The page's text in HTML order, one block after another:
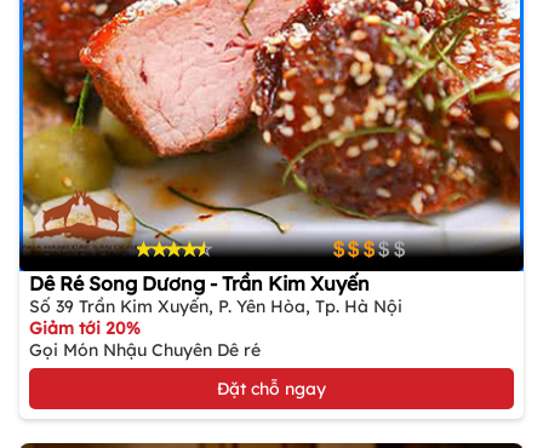
Dê Ré Song Dương - Trần Kim Xuyến
Số 39 Trần Kim Xuyến, P. Yên Hòa, Tp. Hà Nội
Giảm tới 20%
Gọi Món Nhậu Chuyên Dê ré
Đặt chỗ ngay